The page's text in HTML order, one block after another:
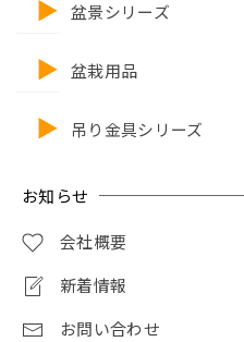
盆景シリーズ
盆栽用品
吊り金具シリーズ
お知らせ
会社概要
新着情報
お問い合わせ